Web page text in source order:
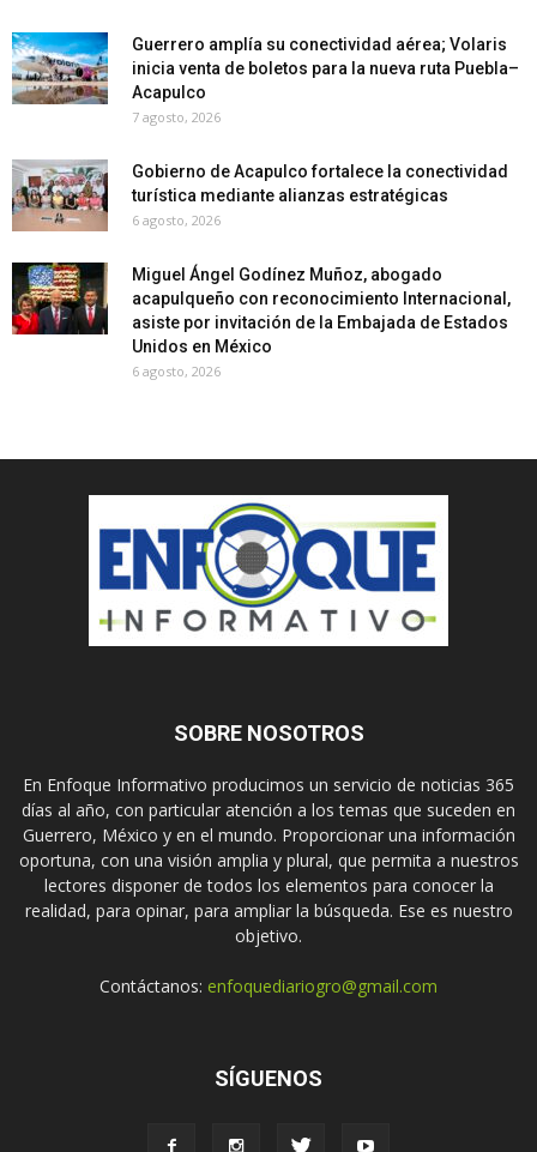
Guerrero amplía su conectividad aérea; Volaris
inicia venta de boletos para la nueva ruta Puebla–
Acapulco
7 agosto, 2026
Gobierno de Acapulco fortalece la conectividad
turística mediante alianzas estratégicas
6 agosto, 2026
Miguel Ángel Godínez Muñoz, abogado
acapulqueño con reconocimiento Internacional,
asiste por invitación de la Embajada de Estados
Unidos en México
6 agosto, 2026
SOBRE NOSOTROS
En Enfoque Informativo producimos un servicio de noticias 365
días al año, con particular atención a los temas que suceden en
Guerrero, México y en el mundo. Proporcionar una información
oportuna, con una visión amplia y plural, que permita a nuestros
lectores disponer de todos los elementos para conocer la
realidad, para opinar, para ampliar la búsqueda. Ese es nuestro
objetivo.
Contáctanos: enfoquediariogro@gmail.com
SÍGUENOS